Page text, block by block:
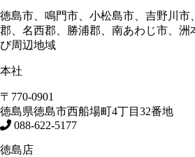
徳島市、鳴門市、小松島市、吉野川市
郡、名西郡、勝浦郡、南あわじ市、洲
び周辺地域
本社
〒770-0901
徳島県徳島市西船場町4丁目32番地
088-622-5177
徳島店